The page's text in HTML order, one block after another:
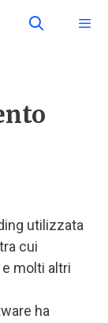
utilizzata
cui
e molti altri
ha